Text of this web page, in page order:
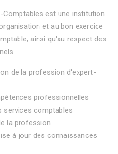
Comptables est une institution
et au bon exercice
ainsi qu'au respect des
de la profession d'expert-
professionnelles
services comptables
la profession
à jour des connaissances